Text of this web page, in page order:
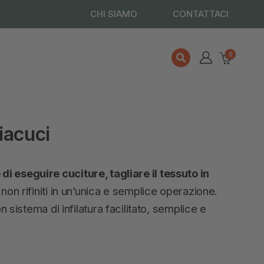
CHI SIAMO CONTATTACI
0
eseguire cuciture, tagliare il tessuto in
rifiniti in un’unica e semplice operazione.
sistema di infilatura facilitato, semplice e